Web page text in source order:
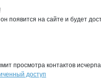
появится на сайте и будет
просмотра контактов
доступ